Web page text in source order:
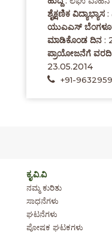
ಶೈಕ್ಷಣಿಕ ವಿದ್ಯಾಭ್ಯಾಸ :
ಯುಎಎಸ್
ಮಾಡಿಕೊಂಡ ದಿನ :
ಪ್ರಾಯೋಜನೆಗೆ
23.05.2014
+91-
ಕೃ.ವಿ.ವಿ
ನಮ್ಮ ಕುರಿತು
ಸಾಧನೆಗಳು
ಘಟನೆಗಳು
ಪೋಷಕ ಘಟಕಗಳು